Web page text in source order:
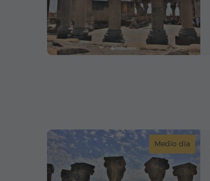
Medio día